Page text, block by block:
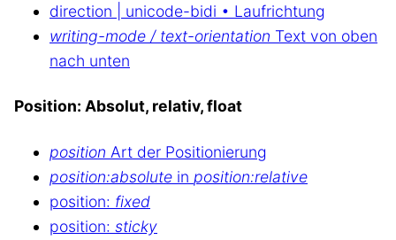
direction | unicode-bidi • Laufrichtung
writing-mode / text-orientation Text von oben
nach unten
Position: Absolut, relativ, float
position Art der Positionierung
position:absolute in position:relative
position: fixed
position: sticky